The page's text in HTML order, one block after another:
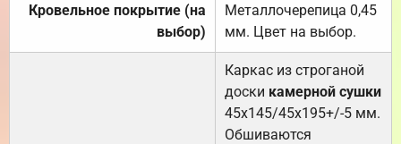
Кровельное покрытие (на
выбор)
Металлочерепица 0,45
мм. Цвет на выбор.
Каркас из строганой
доски камерной сушки
45х145/45х195+/-5 мм.
Обшиваются